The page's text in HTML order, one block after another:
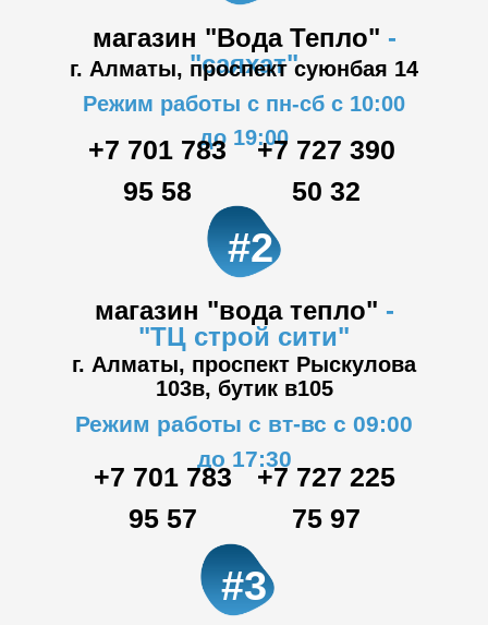
магазин "Вода Тепло" -
"саяхат"
г. Алматы, проспект суюнбая 14
магазин "вода тепло" -
"ТЦ строй сити"
г. Алматы, проспект Рыскулова
103в, бутик в105
Режим работы с пн-сб с 10:00
до 19:00
Режим работы с вт-вс с 09:00
до 17:30
#3
+7 701 783
95 58
+7 701 783
95 57
+7 727 225
75 97
#2
+7 727 390
50 32